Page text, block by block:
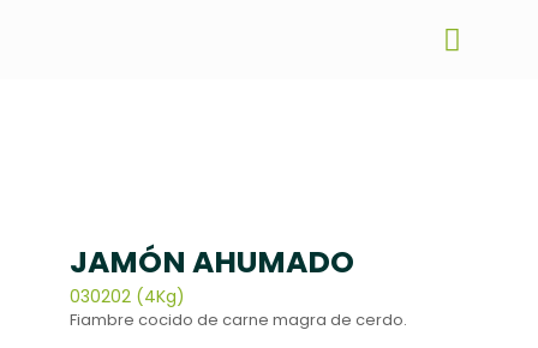
JAMÓN AHUMADO
030202 (4Kg)
Fiambre cocido de carne magra de cerdo.